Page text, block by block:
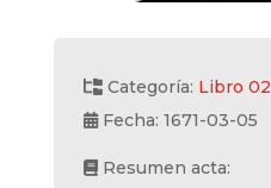
Categoría: Libro 02
Fecha: 1671-03-05
Resumen acta: